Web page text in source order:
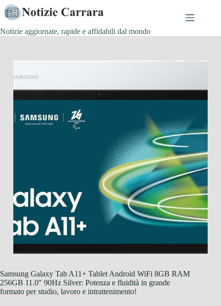
Salta
al
contenuto
Notizie aggiornate, rapide e affidabili dal mondo
Samsung Galaxy Tab A11+ Tablet Android WiFi 8GB RAM
256GB 11.0″ 90Hz Silver: Potenza e fluidità in grande
formato per studio, lavoro e intrattenimento!